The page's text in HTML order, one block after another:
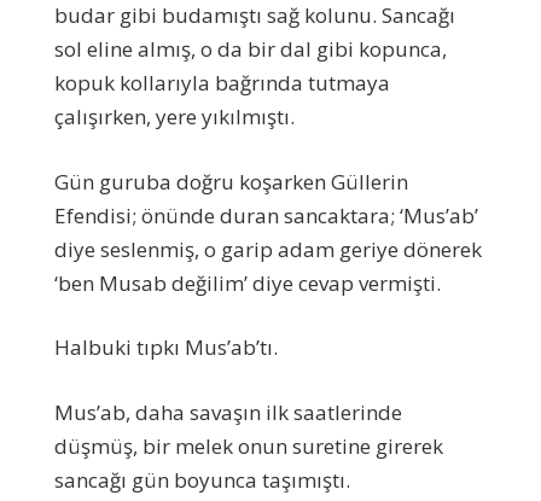
budar gibi budamıştı sağ kolunu. Sancağı
sol eline almış, o da bir dal gibi kopunca,
kopuk kollarıyla bağrında tutmaya
çalışırken, yere yıkılmıştı.
Gün guruba doğru koşarken Güllerin
Efendisi; önünde duran sancaktara; ‘Mus’ab’
diye seslenmiş, o garip adam geriye dönerek
‘ben Musab değilim’ diye cevap vermişti.
Halbuki tıpkı Mus’ab’tı.
Mus’ab, daha savaşın ilk saatlerinde
düşmüş, bir melek onun suretine girerek
sancağı gün boyunca taşımıştı.